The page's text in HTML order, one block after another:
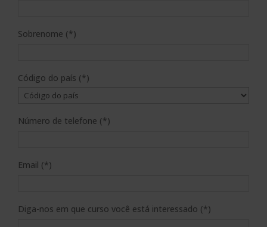
Sobrenome (*)
Código do país (*)
Número de telefone (*)
Email (*)
Diga-nos em que curso você está interessado (*)